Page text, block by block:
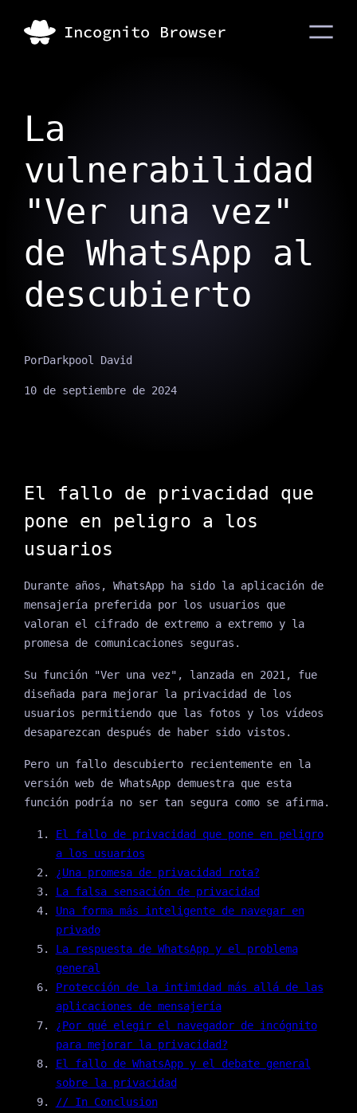
La
vulnerabilidad
"Ver una vez"
de WhatsApp al
descubierto
PorDarkpool David
10 de septiembre de 2024
El fallo de privacidad que
pone en peligro a los
usuarios
Durante años, WhatsApp ha sido la aplicación de
mensajería preferida por los usuarios que
valoran el cifrado de extremo a extremo y la
promesa de comunicaciones seguras.
Su función "Ver una vez", lanzada en 2021, fue
diseñada para mejorar la privacidad de los
usuarios permitiendo que las fotos y los vídeos
desaparezcan después de haber sido vistos.
Pero un fallo descubierto recientemente en la
versión web de WhatsApp demuestra que esta
función podría no ser tan segura como se afirma.
El fallo de privacidad que pone en peligro
a los usuarios
¿Una promesa de privacidad rota?
La falsa sensación de privacidad
Una forma más inteligente de navegar en
privado
La respuesta de WhatsApp y el problema
general
Protección de la intimidad más allá de las
aplicaciones de mensajería
¿Por qué elegir el navegador de incógnito
para mejorar la privacidad?
El fallo de WhatsApp y el debate general
sobre la privacidad
// In Conclusion